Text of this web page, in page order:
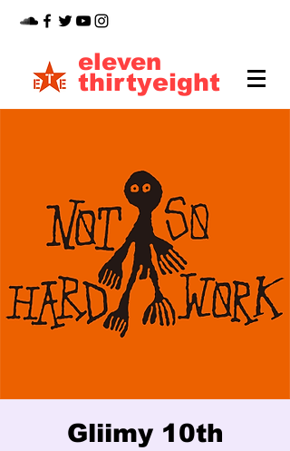
thirtyeight
eleven
Gliimy 10th